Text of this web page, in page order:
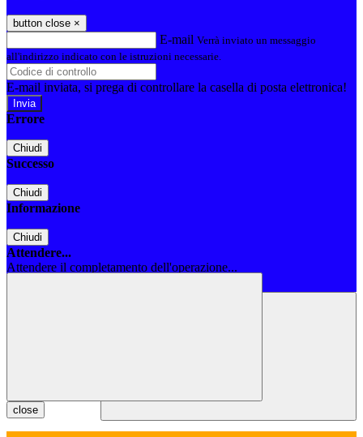
button close ×
E-mail Verrà inviato un messaggio
all'indirizzo indicato con le istruzioni necessarie.
E-mail inviata, si prega di controllare la casella di posta elettronica!
Errore
Chiudi
Successo
Chiudi
Informazione
Chiudi
Attendere...
Attendere il completamento dell'operazione...
close